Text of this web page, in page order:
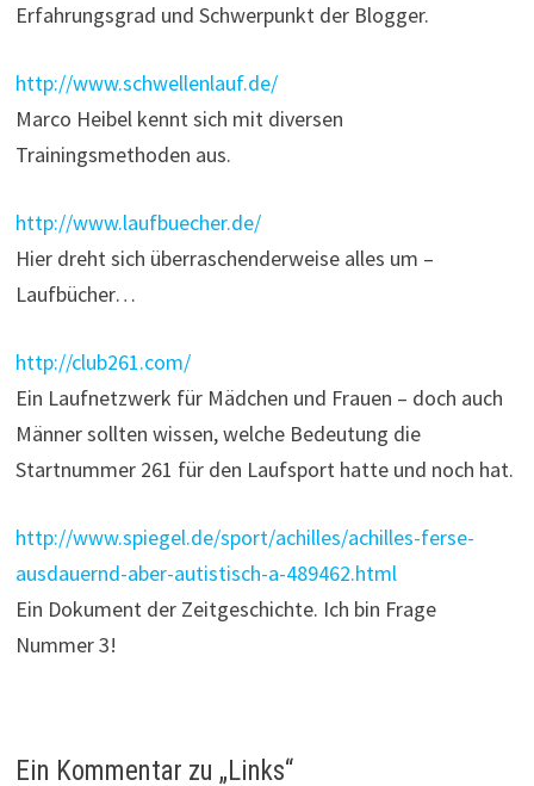
Erfahrungsgrad und Schwerpunkt der Blogger.
http://www.schwellenlauf.de/
Marco Heibel kennt sich mit diversen
Trainingsmethoden aus.
http://www.laufbuecher.de/
Hier dreht sich überraschenderweise alles um –
Laufbücher…
http://club261.com/
Ein Laufnetzwerk für Mädchen und Frauen – doch auch
Männer sollten wissen, welche Bedeutung die
Startnummer 261 für den Laufsport hatte und noch hat.
http://www.spiegel.de/sport/achilles/achilles-ferse-
ausdauernd-aber-autistisch-a-489462.html
Ein Dokument der Zeitgeschichte. Ich bin Frage
Nummer 3!
Ein Kommentar zu „Links“